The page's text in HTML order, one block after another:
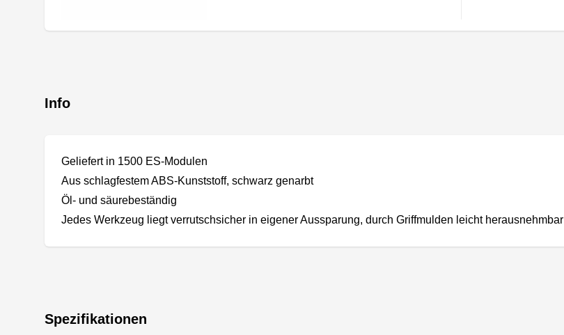
Info
Geliefert in 1500 ES-Modulen
Aus schlagfestem ABS-Kunststoff, schwarz genarbt
Öl- und säurebeständig
Jedes Werkzeug liegt verrutschsicher in eigener Aussparung, durch Griffmulden leicht herausnehmbar
Spezifikationen